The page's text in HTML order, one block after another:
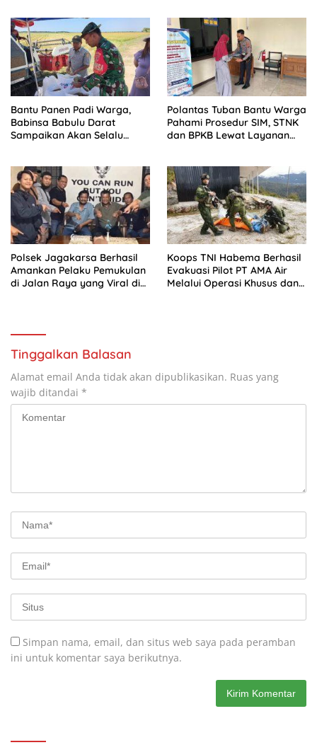
Kelambui, Bangka Selatan
Bantu Panen Padi Warga,
Babinsa Babulu Darat
Sampaikan Akan Selalu
Polantas Tuban Bantu Warga
Pahami Prosedur SIM, STNK
dan BPKB Lewat Layanan
Polsek Jagakarsa Berhasil
Amankan Pelaku Pemukulan
di Jalan Raya yang Viral di
Koops TNI Habema Berhasil
Evakuasi Pilot PT AMA Air
Melalui Operasi Khusus dan
Tinggalkan Balasan
Alamat email Anda tidak akan dipublikasikan. Ruas yang
wajib ditandai *
Simpan nama, email, dan situs web saya pada peramban
ini untuk komentar saya berikutnya.